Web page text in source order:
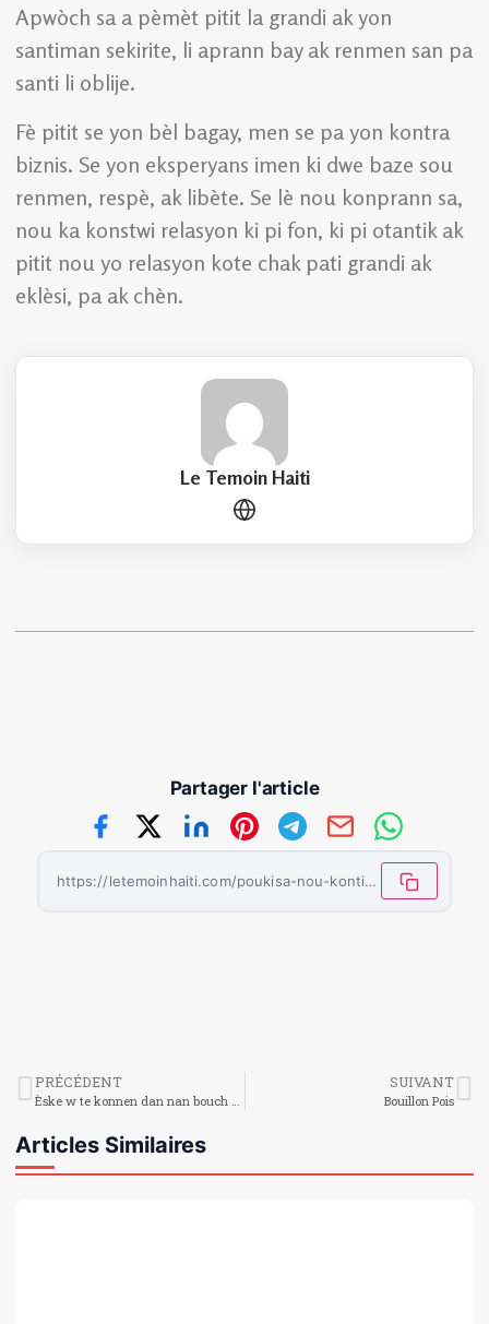
Apwòch sa a pèmèt pitit la grandi ak yon
santiman sekirite, li aprann bay ak renmen san pa
santi li oblije.
Fè pitit se yon bèl bagay, men se pa yon kontra
biznis. Se yon eksperyans imen ki dwe baze sou
renmen, respè, ak libète. Se lè nou konprann sa,
nou ka konstwi relasyon ki pi fon, ki pi otantik ak
pitit nou yo relasyon kote chak pati grandi ak
eklèsi, pa ak chèn.
Le Temoin Haiti
Partager l'article
https://letemoinhaiti.com/poukisa-nou-kontinye-panse-pitit-la-dwe-nou-yon-rekonpans/
PRÉCÉDENT SUIVANT
Bouillon Pois
Articles Similaires